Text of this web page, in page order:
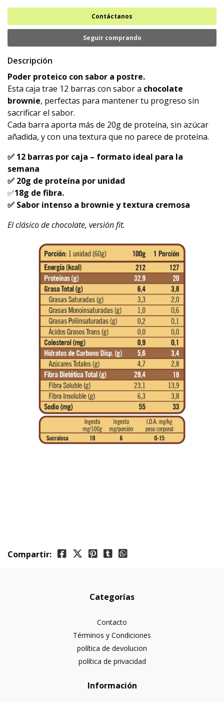
Contáctanos
Seguir comprando
Descripción
Poder proteico con sabor a postre.
Esta caja trae 12 barras con sabor a chocolate
brownie, perfectas para mantener tu progreso sin
sacrificar el sabor.
Cada barra aporta más de 20g de proteína, sin azúcar
añadida, y con una textura que no parece de proteína.
✅ 12 barras por caja – formato ideal para la
semana
✅ 20g de proteína por unidad
✅18g de fibra.
✅ Sabor intenso a brownie y textura cremosa
El clásico de chocolate, versión fit.
Compartir:
Categorías
Contacto
Términos y Condiciones
política de devolucion
política de privacidad
Información